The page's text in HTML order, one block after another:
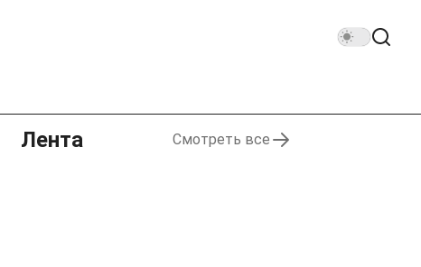
Лента Смотреть все